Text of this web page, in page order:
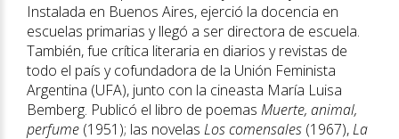
Instalada en Buenos Aires, ejerció la docencia en
escuelas primarias y llegó a ser directora de escuela.
También, fue crítica literaria en diarios y revistas de
todo el país y cofundadora de la Unión Feminista
Argentina (UFA), junto con la cineasta María Luisa
Bemberg. Publicó el libro de poemas Muerte, animal,
perfume (1951); las novelas Los comensales (1967),La